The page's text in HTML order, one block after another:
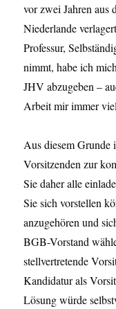
vor zwei Jahren aus
Niederlande
Professur,
nimmt, habe ich
JHV abzugeben –
Arbeit mir immer
Aus diesem Grunde
Vorsitzenden zur
Sie daher alle
Sie sich vorstellen
anzugehören und
BGB-Vorstand
stellvertretende
Kandidatur als
Lösung würde